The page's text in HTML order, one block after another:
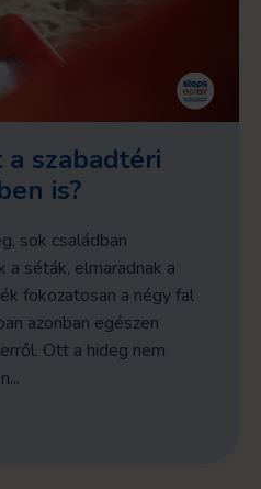
szabadtéri
is?
sok családban
a séták, elmaradnak a
fokozatosan a négy fal
azonban egészen
Ott a hideg nem
...